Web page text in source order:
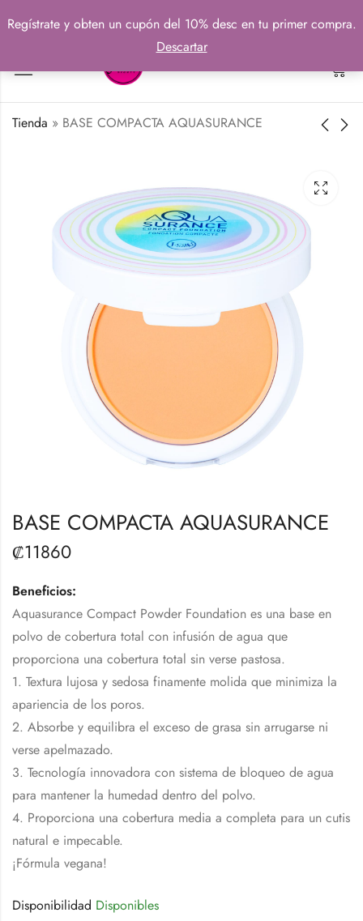
Tienda » BASE COMPACTA AQUASURANCE
LABIOS TOTALMENTE
ADICCIÓN PRO
DEFINE
₡2900
BOLSILLO X-TREME
ACCESS
₡6090
BASE COMPACTA AQUASURANCE
₡11860
Beneficios:
Aquasurance Compact Powder Foundation es una base en
polvo de cobertura total con infusión de agua que
proporciona una cobertura total sin verse pastosa.
1. Textura lujosa y sedosa finamente molida que minimiza la
apariencia de los poros.
2. Absorbe y equilibra el exceso de grasa sin arrugarse ni
verse apelmazado.
3. Tecnología innovadora con sistema de bloqueo de agua
para mantener la humedad dentro del polvo.
4. Proporciona una cobertura media a completa para un cutis
natural e impecable.
¡Fórmula vegana!
Disponibilidad Disponibles
Regístrate y obten un cupón del 10% desc en tu primer compra.
Descartar